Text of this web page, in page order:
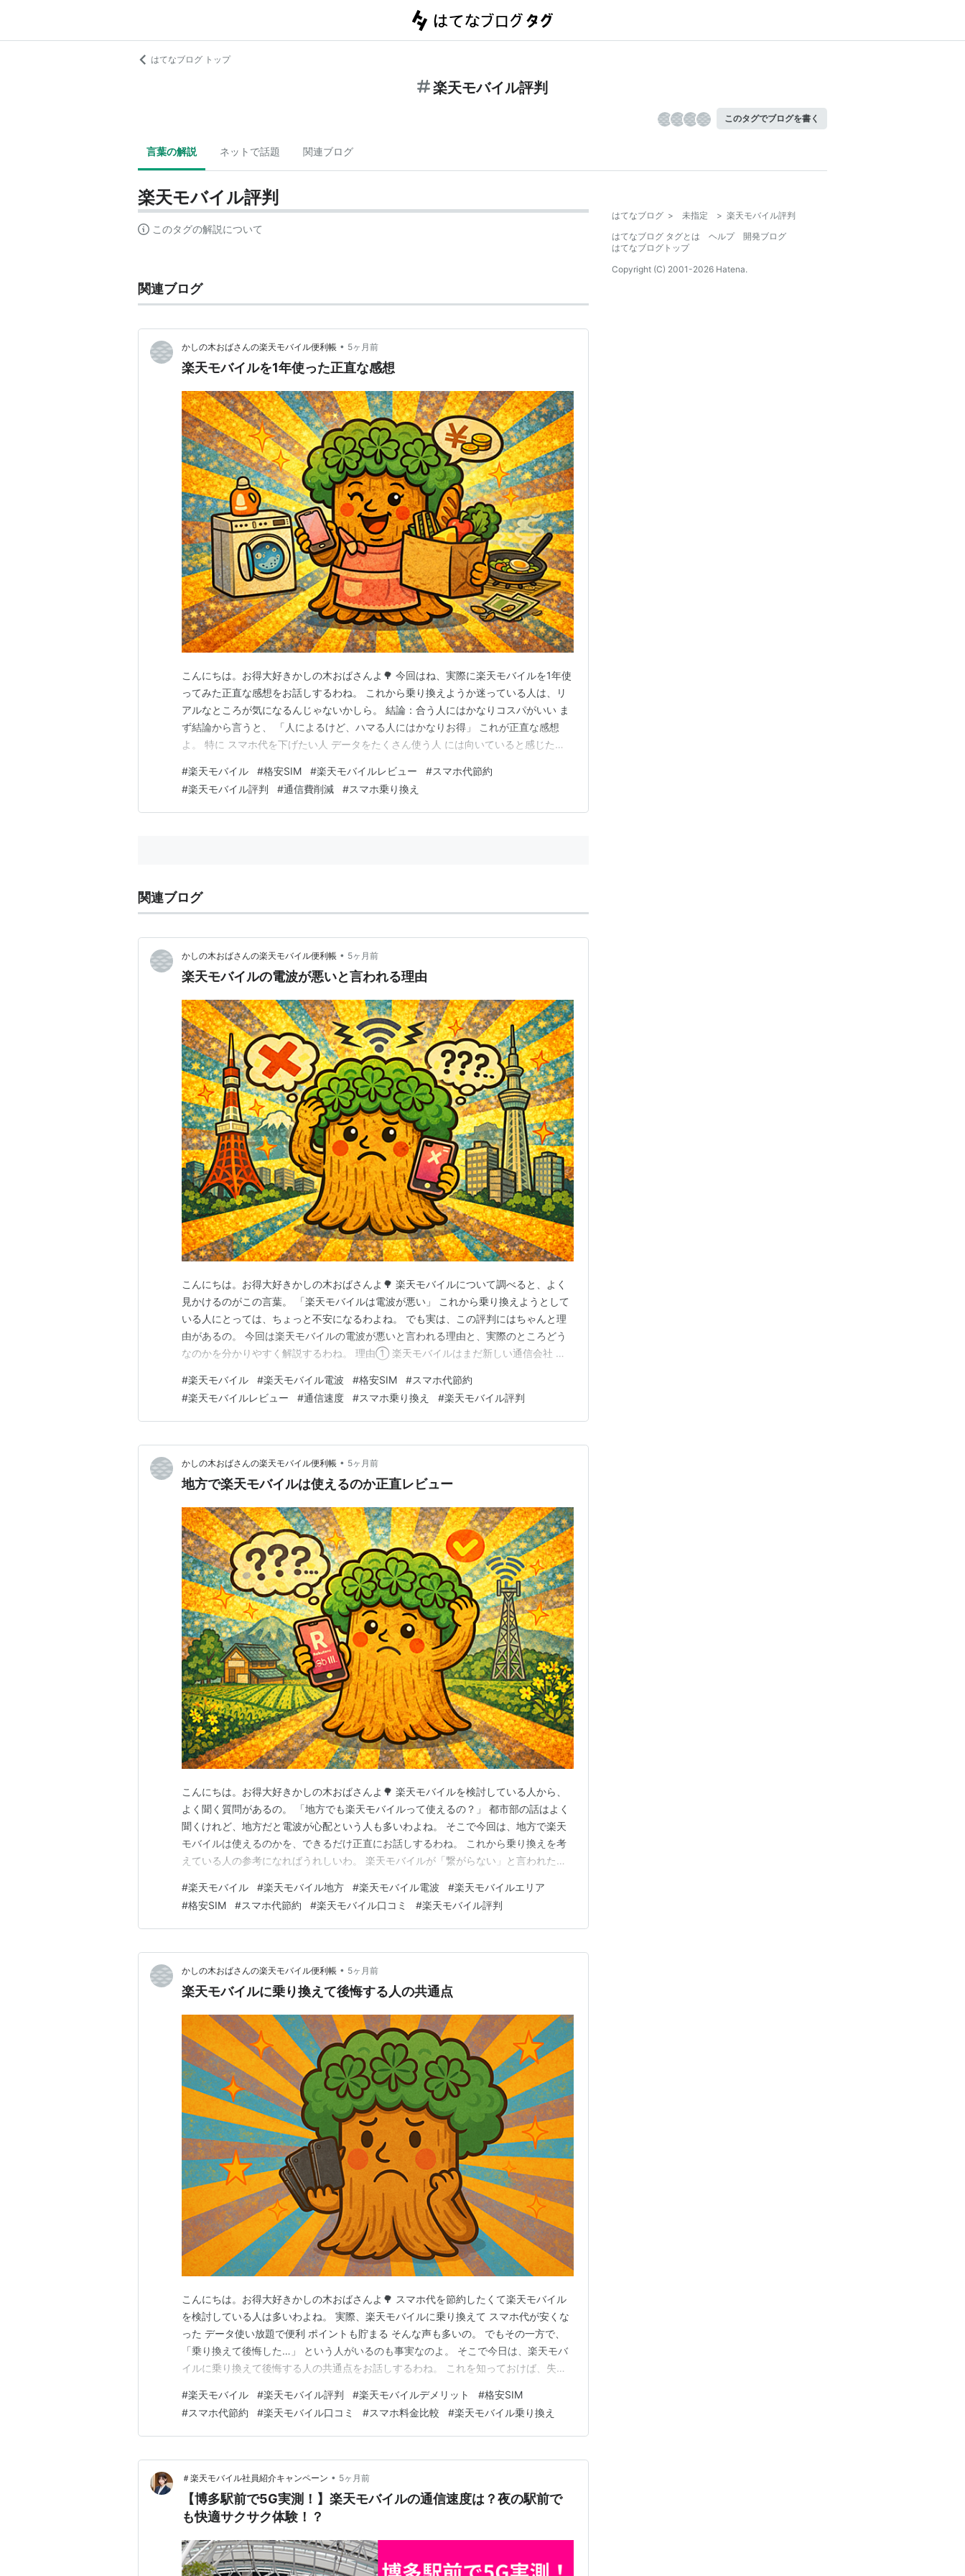
はてなブログ トップ
楽天モバイル評判
このタグでブログを書く
言葉の解説 ネットで話題 関連ブログ
楽天モバイル評判
このタグの解説について
関連ブログ
かしの木おばさんの楽天モバイル便利帳 • 5ヶ月前
楽天モバイルを1年使った正直な感想
こんにちは。お得大好きかしの木おばさんよ🌳 今回はね、実際に楽天モバイルを1年使
ってみた正直な感想をお話しするわね。 これから乗り換えようか迷っている人は、リ
アルなところが気になるんじゃないかしら。 結論：合う人にはかなりコスパがいい ま
ず結論から言うと、 「人によるけど、ハマる人にはかなりお得」 これが正直な感想
よ。 特に スマホ代を下げたい人 データをたくさん使う人 には向いていると感じた
3GBまで：1,078円 20GBまで：2,178円 20GB以上：3,278円（使い放題） というシン
プルな料金。…
#楽天モバイル #格安SIM #楽天モバイルレビュー #スマホ代節約
#楽天モバイル評判 #通信費削減 #スマホ乗り換え
関連ブログ
かしの木おばさんの楽天モバイル便利帳 • 5ヶ月前
楽天モバイルの電波が悪いと言われる理由
こんにちは。お得大好きかしの木おばさんよ🌳 楽天モバイルについて調べると、よく
見かけるのがこの言葉。 「楽天モバイルは電波が悪い」 これから乗り換えようとして
いる人にとっては、ちょっと不安になるわよね。 でも実は、この評判にはちゃんと理
由があるの。 今回は楽天モバイルの電波が悪いと言われる理由と、実際のところどう
なのかを分かりやすく解説するわね。 理由① 楽天モバイルはまだ新しい通信会社 楽
トバンクは、20年以上かけて基地局を増やしてきたわよね。 一方、楽天モバイルが自
社回線をスタートしたのは2020年。 つまり、…
#楽天モバイル #楽天モバイル電波 #格安SIM #スマホ代節約
#楽天モバイルレビュー #通信速度 #スマホ乗り換え #楽天モバイル評判
かしの木おばさんの楽天モバイル便利帳 • 5ヶ月前
地方で楽天モバイルは使えるのか正直レビュー
こんにちは。お得大好きかしの木おばさんよ🌳 楽天モバイルを検討している人から、
よく聞く質問があるの。 「地方でも楽天モバイルって使えるの？」 都市部の話はよく
聞くけれど、地方だと電波が心配という人も多いわよね。 そこで今回は、地方で楽天
モバイルは使えるのかを、できるだけ正直にお話しするわね。 これから乗り換えを考
えている人の参考になればうれしいわ。 楽天モバイルが「繋がらない」と言われた理
サービス開始当初は、 基地局が少ない 地方のエリアが狭い 屋内で電波が弱い こうし
た理由で、「繋がらない」という口コミが広がっ…
#楽天モバイル #楽天モバイル地方 #楽天モバイル電波 #楽天モバイルエリア
#格安SIM #スマホ代節約 #楽天モバイル口コミ #楽天モバイル評判
かしの木おばさんの楽天モバイル便利帳 • 5ヶ月前
楽天モバイルに乗り換えて後悔する人の共通点
こんにちは。お得大好きかしの木おばさんよ🌳 スマホ代を節約したくて楽天モバイル
を検討している人は多いわよね。 実際、楽天モバイルに乗り換えて スマホ代が安くな
った データ使い放題で便利 ポイントも貯まる そんな声も多いの。 でもその一方で、
「乗り換えて後悔した…」 という人がいるのも事実なのよ。 そこで今日は、楽天モバ
イルに乗り換えて後悔する人の共通点をお話しするわね。 これを知っておけば、失敗
がこれ。 「自分の生活エリアの電波を確認していない」 楽天モバイルはここ数年でか
なり改善しているけれど、地域によって通信…
#楽天モバイル #楽天モバイル評判 #楽天モバイルデメリット #格安SIM
#スマホ代節約 #楽天モバイル口コミ #スマホ料金比較 #楽天モバイル乗り換え
＃楽天モバイル社員紹介キャンペーン • 5ヶ月前
【博多駅前で5G実測！】楽天モバイルの通信速度は？夜の駅前で
も快適サクサク体験！？
はてなブログ > 未指定 > 楽天モバイル評判
はてなブログ タグとは
ヘルプ
開発ブログ
はてなブログトップ
Copyright (C) 2001-2026 Hatena.